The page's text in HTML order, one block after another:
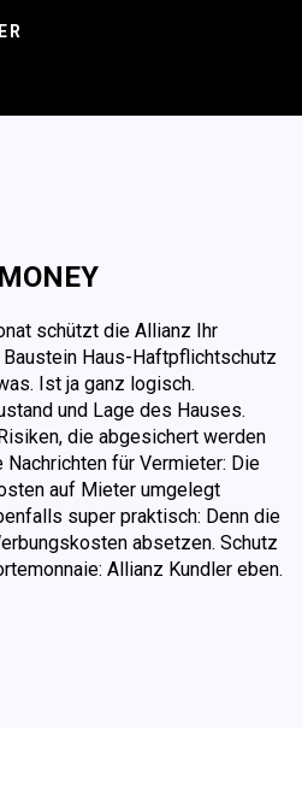
schützt die Allianz Ihr
Haus-Haftpflichtschutz
Ist ja ganz logisch.
und Lage des Hauses.
die abgesichert werden
Nachrichten für Vermieter: Die
auf Mieter umgelegt
super praktisch: Denn die
absetzen. Schutz
Allianz Kundler eben.